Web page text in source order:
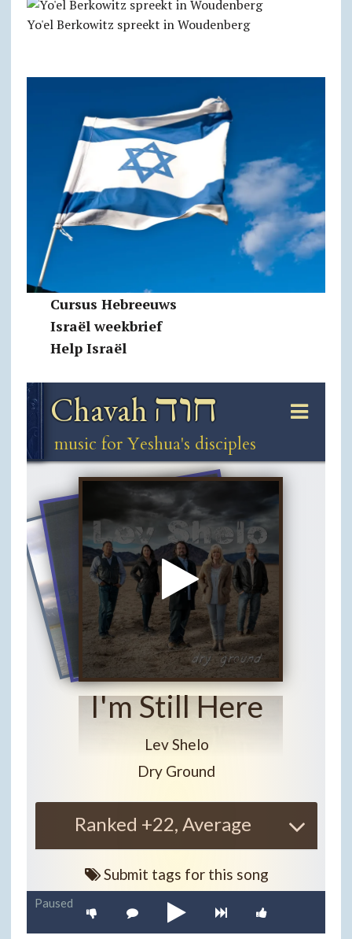
Yo'el Berkowitz spreekt in Woudenberg
Cursus Hebreeuws
Israël weekbrief
Help Israël